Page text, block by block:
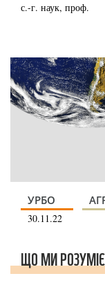
с.-г. наук, проф.
УРБО
30.11.22
ЩО МИ